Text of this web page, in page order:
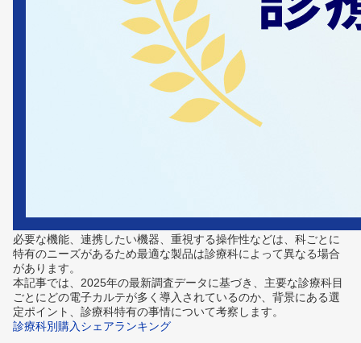
必要な機能、連携したい機器、重視する操作性などは、科ごとに
特有のニーズがあるため最適な製品は診療科によって異なる場合
があります。
本記事では、2025年の最新調査データに基づき、主要な診療科目
ごとにどの電子カルテが多く導入されているのか、背景にある選
定ポイント、診療科特有の事情について考察します。
診療科別購入シェアランキング